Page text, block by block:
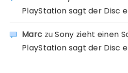
PlayStation sagt der Disc
Marc zuSony zieht einen
PlayStation sagt der Disc